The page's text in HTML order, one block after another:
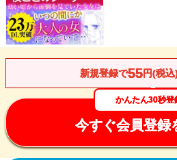
新規登録で55円(税
かんたん30秒登
今すぐ会員登録